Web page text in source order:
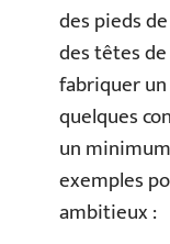
des pieds
des têtes
fabriquer
quelques
un
exemples
ambitieux :